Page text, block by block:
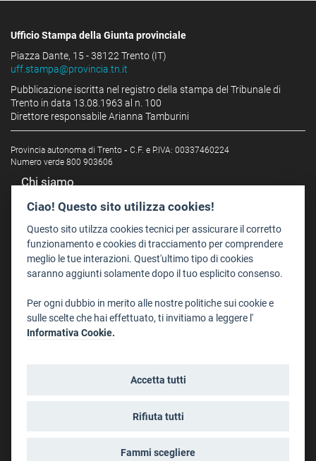
Ufficio Stampa della Giunta provinciale
Piazza Dante, 15 - 38122 Trento (IT)
uff.stampa@provincia.tn.it
Pubblicazione iscritta nel registro della stampa del Tribunale di
Trento in data 13.08.1963 al n. 100
Direttore responsabile Arianna Tamburini
Provincia autonoma di Trento - C.F. e P.IVA: 00337460224
Numero verde 800 903606
Chi siamo
Redazione
Staff
Format - Centro Audiovisivi
Trentino Film Commission
Dove Siamo
Struttura di riferimento
Ciao! Questo sito utilizza cookies!
Questo sito utilzza cookies tecnici per assicurare il corretto
funzionamento e cookies di tracciamento per comprendere
meglio le tue interazioni. Quest'ultimo tipo di cookies
saranno aggiunti solamente dopo il tuo esplicito consenso.
Per ogni dubbio in merito alle nostre politiche sui cookie e
sulle scelte che hai effettuato, ti invitiamo a leggere l'
Informativa Cookie.
Accetta tutti
Rifiuta tutti
Fammi scegliere